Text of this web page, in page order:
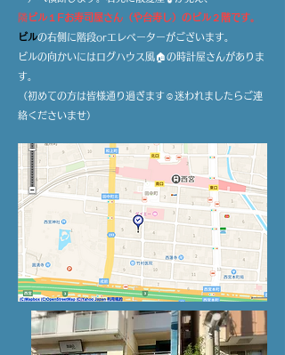
隣 ビル１Fお寿司屋さん（や台寿し）のビル２階です。
ビルの右側に階段orエレベーターがございます。
​ビルの向かいにはログハウス風🏠の時計屋さんがありま
す。
（初めての方は皆様通り過ぎます☺️迷われましたらご連
絡くださいませ）
​7️⃣